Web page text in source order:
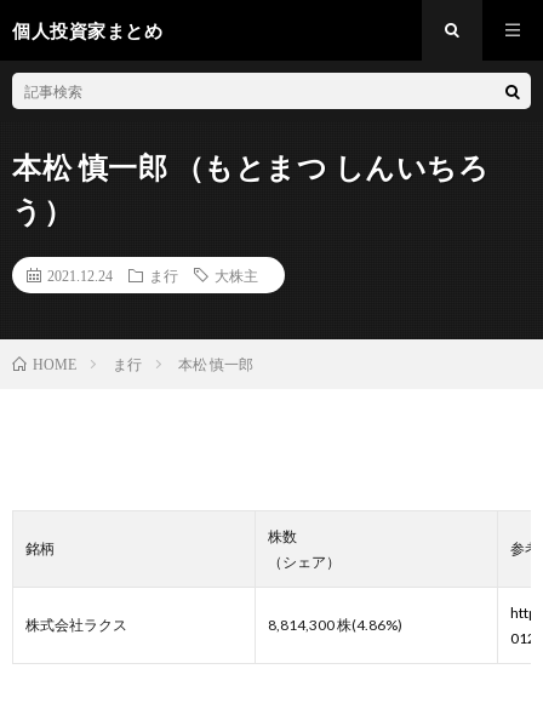
個人投資家まとめ
本松 慎一郎 （もとまつ しんいちろ
う）
2021.12.24 ま行 大株主
HOME ま行 本松 慎一郎
銘柄
株数
（シェア）
参考
株式会社ラクス 8,814,300 株(4.86%)